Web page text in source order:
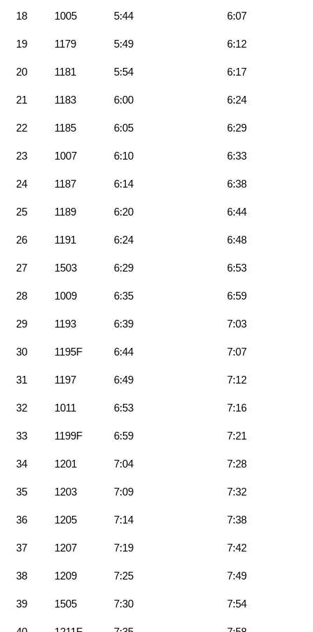
18 1005 5:44 6:07
19 1179 5:49 6:12
20 1181 5:54 6:17
21 1183 6:00 6:24
22 1185 6:05 6:29
23 1007 6:10 6:33
24 1187 6:14 6:38
25 1189 6:20 6:44
26 1191 6:24 6:48
27 1503 6:29 6:53
28 1009 6:35 6:59
29 1193 6:39 7:03
30 1195F 6:44 7:07
31 1197 6:49 7:12
32 1011 6:53 7:16
33 1199F 6:59 7:21
34 1201 7:04 7:28
35 1203 7:09 7:32
36 1205 7:14 7:38
37 1207 7:19 7:42
38 1209 7:25 7:49
39 1505 7:30 7:54